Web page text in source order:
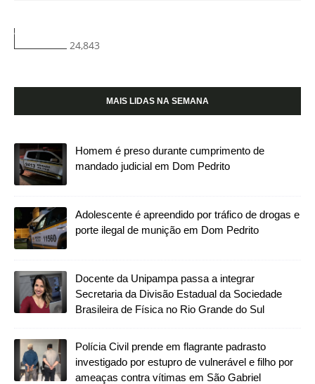
24,843
MAIS LIDAS NA SEMANA
Homem é preso durante cumprimento de
mandado judicial em Dom Pedrito
Adolescente é apreendido por tráfico de drogas e
porte ilegal de munição em Dom Pedrito
Docente da Unipampa passa a integrar
Secretaria da Divisão Estadual da Sociedade
Brasileira de Física no Rio Grande do Sul
Polícia Civil prende em flagrante padrasto
investigado por estupro de vulnerável e filho por
ameaças contra vítimas em São Gabriel